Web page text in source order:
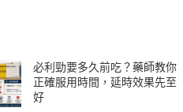
必利勁要多久前吃？藥師教你
正確服用時間，延時效果先至
好